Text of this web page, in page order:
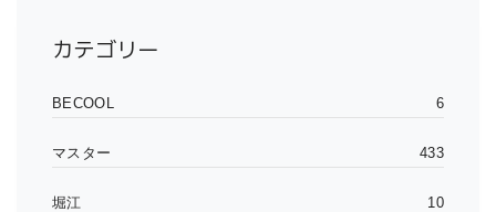
カテゴリー
BECOOL 6
マスター 433
堀江 10